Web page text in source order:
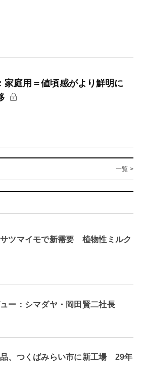
家庭用＝値頃感がより鮮明に
一覧 >
ツマイモで新需要 植物性ミルク
ー：シマダヤ・岡田賢二社長
品、つくばみらい市に新工場 29年